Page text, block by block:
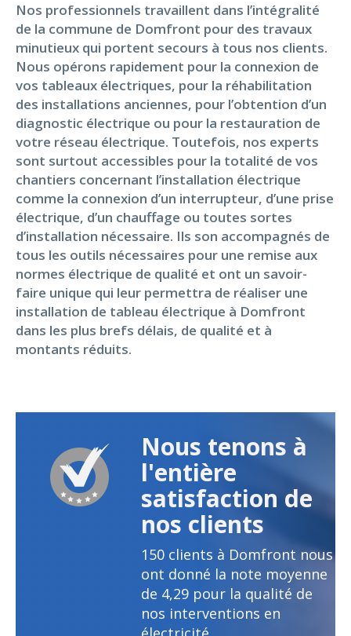
Nos professionnels travaillent dans l’intégralité
de la commune de Domfront pour des travaux
minutieux qui portent secours à tous nos clients.
Nous opérons rapidement pour la connexion de
vos tableaux électriques, pour la réhabilitation
des installations anciennes, pour l’obtention d’un
diagnostic électrique ou pour la restauration de
votre réseau électrique. Toutefois, nos experts
sont surtout accessibles pour la totalité de vos
chantiers concernant l’installation électrique
comme la connexion d’un interrupteur, d’une prise
électrique, d’un chauffage ou toutes sortes
d’installation nécessaire. Ils son accompagnés de
tous les outils nécessaires pour une remise aux
normes électrique de qualité et ont un savoir-
faire unique qui leur permettra de réaliser une
installation de tableau électrique à Domfront
dans les plus brefs délais, de qualité et à
montants réduits.
Nous tenons à
l'entière
satisfaction de
nos clients
150 clients à Domfront nous
ont donné la note moyenne
de 4,29 pour la qualité de
nos interventions en